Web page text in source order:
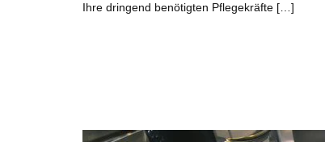
Ihre dringend benötigten Pflegekräfte […]